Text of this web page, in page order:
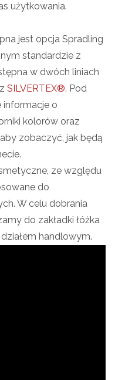
użytkowania.
jest opcja Spradling
standardzie z
w dwóch liniach
SILVERTEX®. Pod
informacje o
kolorów oraz
zobaczyć, jak będą
ze względu
do
W celu dobrania
do zakładki łóżka
handlowym.